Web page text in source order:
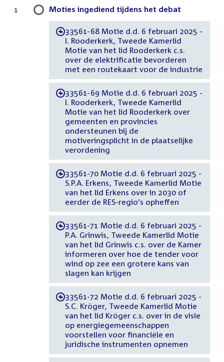
Moties ingediend tijdens het debat
-33561-68 Motie d.d. 6 februari 2025 -
I. Rooderkerk, Tweede Kamerlid
Motie van het lid Rooderkerk c.s.
over de elektrificatie bevorderen
met een routekaart voor de industrie
-33561-69 Motie d.d. 6 februari 2025 -
I. Rooderkerk, Tweede Kamerlid
Motie van het lid Rooderkerk over
gemeenten en provincies
ondersteunen bij de
motiveringsplicht in de plaatselijke
verordening
-33561-70 Motie d.d. 6 februari 2025 -
S.P.A. Erkens, Tweede Kamerlid Motie
van het lid Erkens over in 2030 of
eerder de RES-regio's opheffen
-33561-71 Motie d.d. 6 februari 2025 -
P.A. Grinwis, Tweede Kamerlid Motie
van het lid Grinwis c.s. over de Kamer
informeren over hoe de tender voor
wind op zee een grotere kans van
slagen kan krijgen
-33561-72 Motie d.d. 6 februari 2025 -
S.C. Kröger, Tweede Kamerlid Motie
van het lid Kröger c.s. over in de visie
op energiegemeenschappen
voorstellen voor financiële en
juridische instrumenten opnemen
1